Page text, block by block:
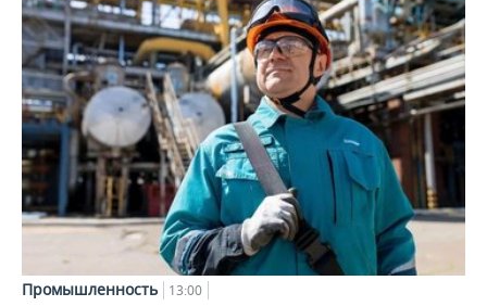
Промышленность 13:00